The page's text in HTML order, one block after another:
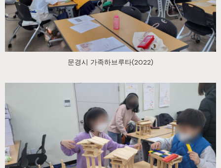
문경시 가족하브루타(2022)